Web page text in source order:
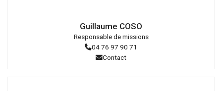
Guillaume COSO
Responsable de missions
04 76 97 90 71
Contact